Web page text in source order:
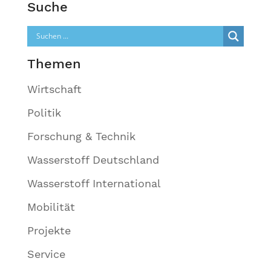
Suche
Themen
Wirtschaft
Politik
Forschung & Technik
Wasserstoff Deutschland
Wasserstoff International
Mobilität
Projekte
Service